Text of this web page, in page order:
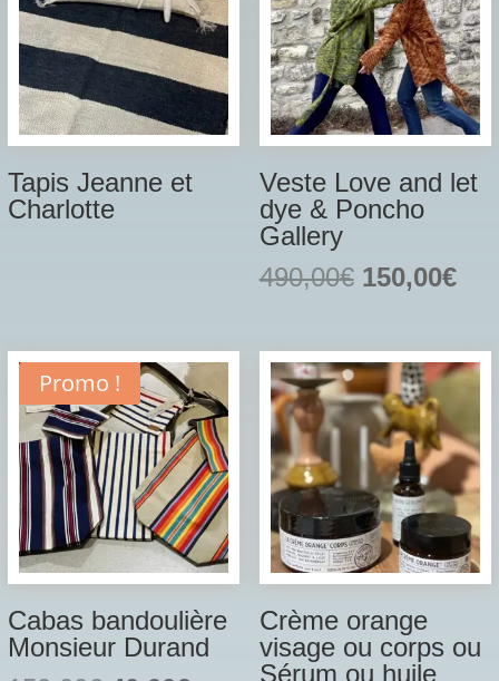
Tapis Jeanne et
Charlotte
Veste Love and let
dye & Poncho
Gallery
490,00€ Le
était :
490,00€.
150,00€Le
est
Promo !
Cabas bandoulière
Monsieur Durand
Crème orange
visage ou corps ou
Sérum ou huile